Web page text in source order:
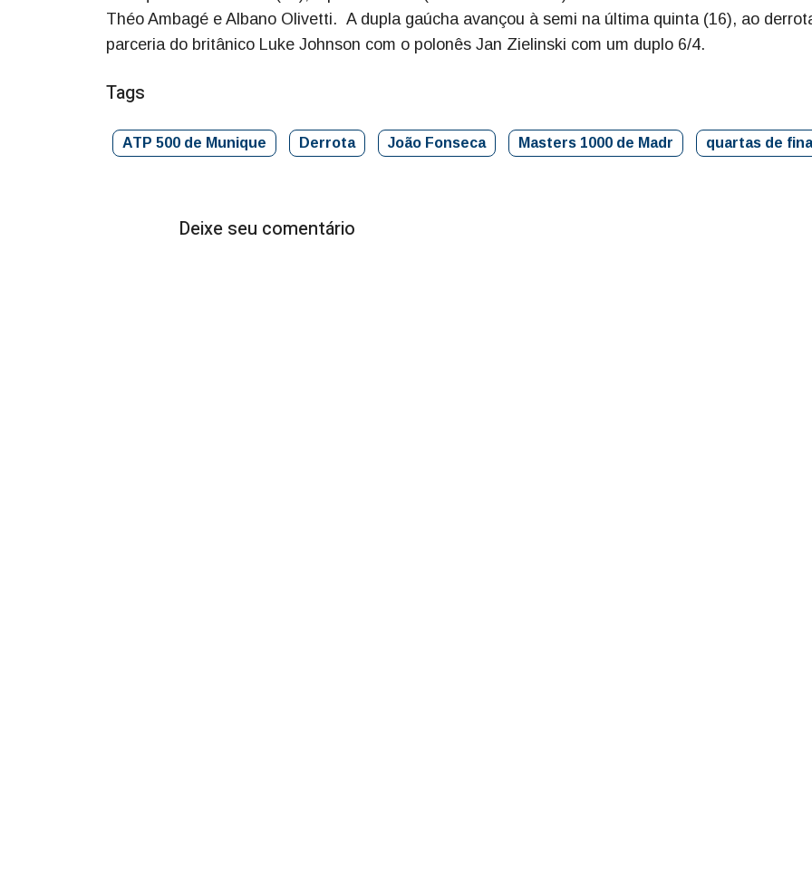
Théo Ambagé e Albano Olivetti. A dupla gaúcha avançou à semi na última quinta (16), ao
parceria do britânico Luke Johnson com o polonês Jan Zielinski com um duplo 6/4.
Tags
ATP 500 de Munique Derrota João Fonseca Masters 1000 de Madr quartas de
Deixe seu comentário